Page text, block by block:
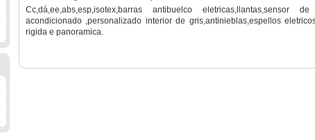
Cc,dá,ee,abs,esp,isotex,barras antibuelco eletricas,llantas,sensor
acondicionado ,personalizado interior de gris,antinieblas,espellos
rigida e panoramica.